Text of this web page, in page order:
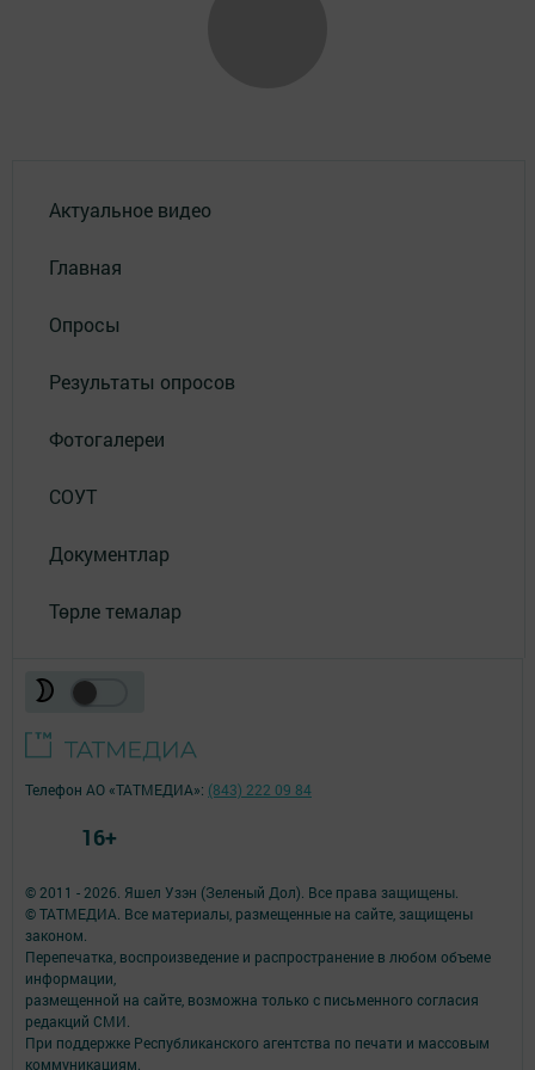
Актуальное видео
Главная
Опросы
Результаты опросов
Фотогалереи
СОУТ
Документлар
Төрле темалар
© 2011 - 2026. Яшел Узэн (Зеленый Дол). Все права защищены.
© ТАТМЕДИА. Все материалы, размещенные на сайте, защищены
законом.
Перепечатка, воспроизведение и распространение в любом объеме
информации,
размещенной на сайте, возможна только с письменного согласия
редакций СМИ.
При поддержке Республиканского агентства по печати и массовым
коммуникациям.
Телефон АО «ТАТМЕДИА»: (843) 222 09 84
16+